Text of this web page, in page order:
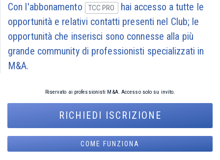
Con l'abbonamento TCC PRO hai accesso a tutte le
opportunità e relativi contatti presenti nel Club; le
opportunità che inserisci sono connesse alla più
grande community di professionisti specializzati in
M&A.
Riservato ai professionisti M&A. Accesso solo su invito.
RICHIEDI ISCRIZIONE
COME FUNZIONA